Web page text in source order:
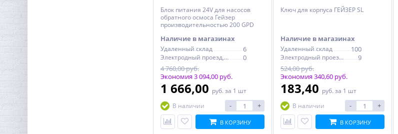
Блок питания 24V для насосов
обратного осмоса Гейзер
производительностью 200 GPD
Наличие в магазинах
Удаленный склад 6
Электродный проезд, 6с1
0
4 760,00 руб.
Экономия 3 094,00 руб.
1 666,00 руб. за 1 шт
В наличии
- +
В КОРЗИНУ
Ключ для корпуса ГЕЙЗЕР SL
Наличие в магазинах
Удаленный склад 100
Электродный проезд, 6с1
9
524,00 руб.
Экономия 340,60 руб.
183,40 руб. за 1 шт
В наличии
- +
В КОРЗИНУ